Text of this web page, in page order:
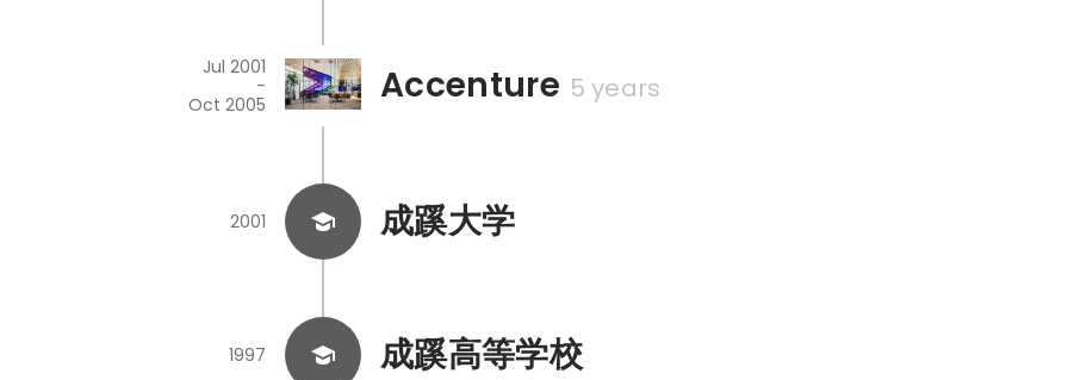
Accenture 5 years
Jul 2001
-
Oct 2005
成蹊大学
2001
成蹊高等学校
1997